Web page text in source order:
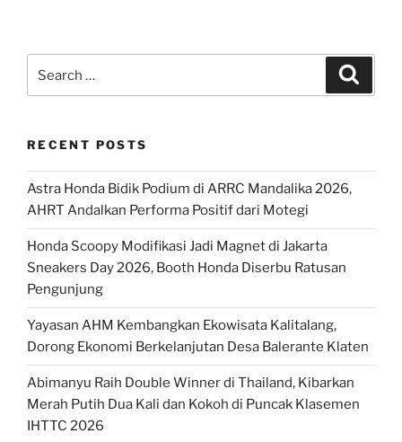
RECENT POSTS
Astra Honda Bidik Podium di ARRC Mandalika 2026,
AHRT Andalkan Performa Positif dari Motegi
Honda Scoopy Modifikasi Jadi Magnet di Jakarta
Sneakers Day 2026, Booth Honda Diserbu Ratusan
Pengunjung
Yayasan AHM Kembangkan Ekowisata Kalitalang,
Dorong Ekonomi Berkelanjutan Desa Balerante Klaten
Abimanyu Raih Double Winner di Thailand, Kibarkan
Merah Putih Dua Kali dan Kokoh di Puncak Klasemen
IHTTC 2026